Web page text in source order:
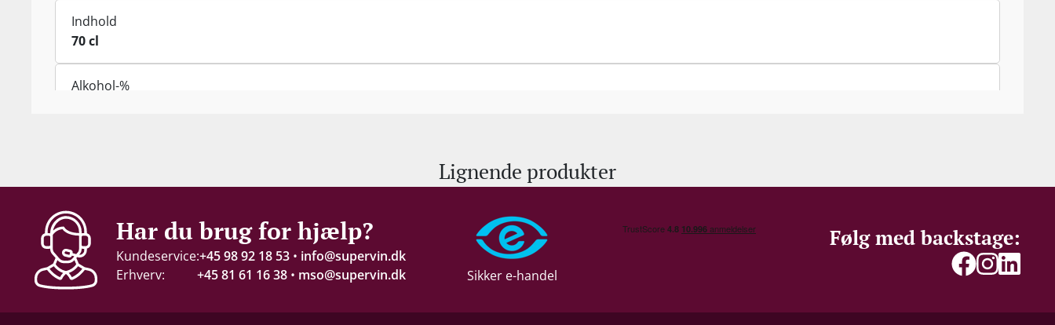
Indhold
70 cl
Alkohol-%
Lignende produkter
Har du brug for hjælp?
Kundeservice:+45 98 92 18 53 • info@supervin.dk
Erhverv:
+45 81 61 16 38 • mso@supervin.dk Sikker e-handel
Følg med backstage: